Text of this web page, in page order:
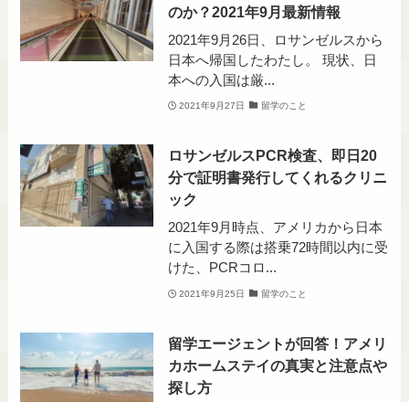
のか？2021年9月最新情報
2021年9月26日、ロサンゼルスから
日本へ帰国したわたし。 現状、日
本への入国は厳...
2021年9月27日 留学のこと
ロサンゼルスPCR検査、即日20
分で証明書発行してくれるクリニ
ック
2021年9月時点、アメリカから日本
に入国する際は搭乗72時間以内に受
けた、PCRコロ...
2021年9月25日 留学のこと
留学エージェントが回答！アメリ
カホームステイの真実と注意点や
探し方